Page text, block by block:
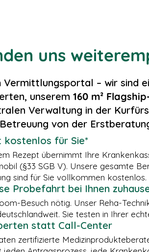
uns
Vermittlungsportal – wir sind
unserem 160 m²
Verwaltung in der
von der
für Sie*
Rezept übernimmt Ihre
(§33 SGB V). Unsere gesamte
sind für Sie vollkommen kostenlos.
Probefahrt bei Ihnen
Besuch nötig. Unser Reha-
Sie testen in Ihrer
statt Call-Center
zertifizierte